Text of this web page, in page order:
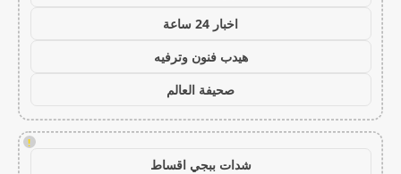
اخبار 24 ساعة
هيدب فنون وترفيه
صحيفة العالم
!
شدات ببجي اقساط